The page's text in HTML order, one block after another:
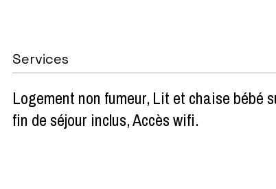
Services
Logement non fumeur Lit et chaise bébé
fin de séjour inclus Accès wifi